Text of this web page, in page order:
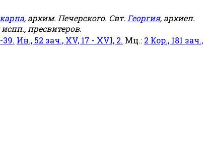
, архим. Печерского. Свт. Георгия, архиеп.
испп., пресвитеров.
39. Ин., 52 зач., XV, 17 - XVI, 2. Мц.: 2 Кор., 181 зач.,